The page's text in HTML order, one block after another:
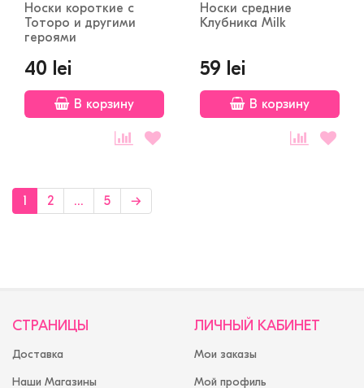
Носки короткие с
Тоторо и другими
героями
40 lei
В корзину
Носки средние
Клубника Milk
59 lei
В корзину
1 2 ... 5 →
СТРАНИЦЫ
Доставка
Наши Магазины
ЛИЧНЫЙ КАБИНЕТ
Мои заказы
Мой профиль